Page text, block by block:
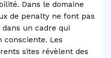
Dans le domaine
de penalty ne font pas
un cadre qui
consciente. Les
sites révèlent des